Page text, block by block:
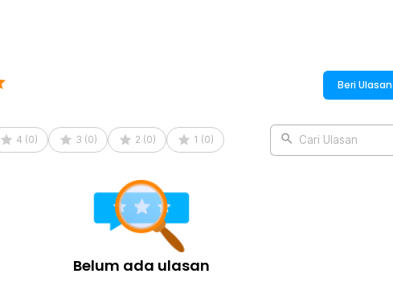
Beri Ulasan
4 (0) 3 (0) 2 (0) 1 (0) Cari Ulasan
Belum ada ulasan